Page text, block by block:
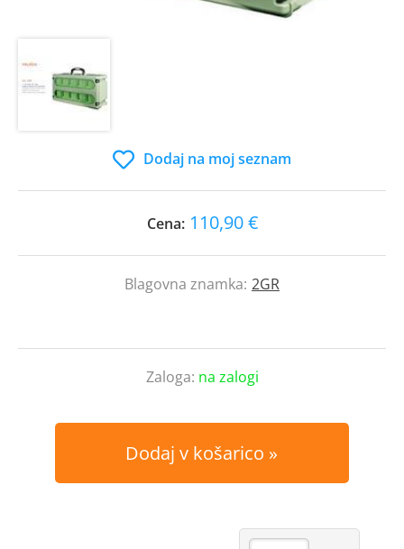
Dodaj na moj seznam
Cena: 110,90 €
Blagovna znamka: 2GR
Zaloga: na zalogi
Dodaj v košarico